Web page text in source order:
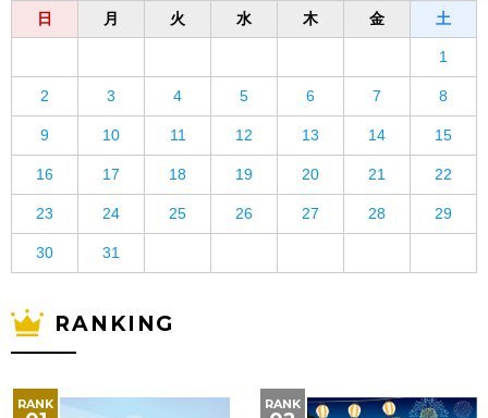
日 月 火 水 木 金 土
1
2 3 4 5 6 7 8
9 10 11 12 13 14 15
16 17 18 19 20 21 22
23 24 25 26 27 28 29
30 31
RANKING